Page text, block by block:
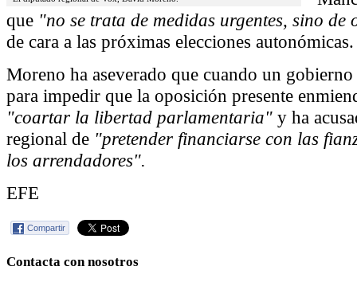
que "no se trata de medidas urgentes, sino
de cara a las próximas elecciones autonómicas.
Moreno ha aseverado que cuando un
para impedir que la oposición presente
"coartar la libertad parlamentaria" y ha
regional de "pretender financiarse con las
los arrendadores".
EFE
Compartir
Contacta con nosotros